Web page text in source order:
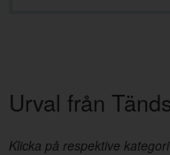
Urval från
Klicka på respektive